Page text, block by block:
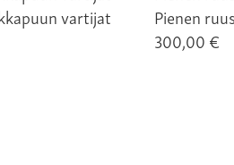
vartijat
Pienen
300,00 €